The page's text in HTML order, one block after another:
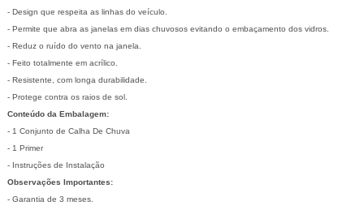
- Design que respeita as linhas do veículo.
- Permite que abra as janelas em dias chuvosos evitando o embaçamento dos vidros.
- Reduz o ruído do vento na janela.
- Feito totalmente em acrílico.
- Resistente, com longa durabilidade.
- Protege contra os raios de sol.
Conteúdo da Embalagem:
- 1 Conjunto de Calha De Chuva
- 1 Primer
- Instruções de Instalação
Observações Importantes:
- Garantia de 3 meses.